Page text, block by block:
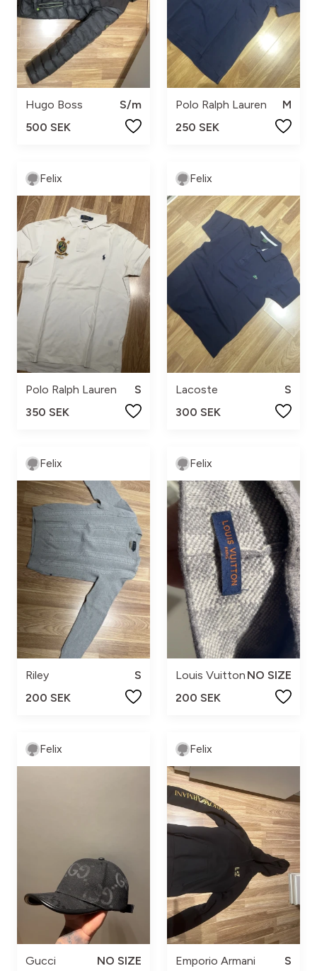
Hugo Boss
S/m
500 SEK
Polo Ralph Lauren
M
250 SEK
Felix
Polo Ralph Lauren
S
350 SEK
Felix
Lacoste
S
300 SEK
Felix
Riley
S
200 SEK
Felix
Louis Vuitton NO SIZE
200 SEK
Felix
Gucci
NO SIZE
Felix
Emporio Armani
S